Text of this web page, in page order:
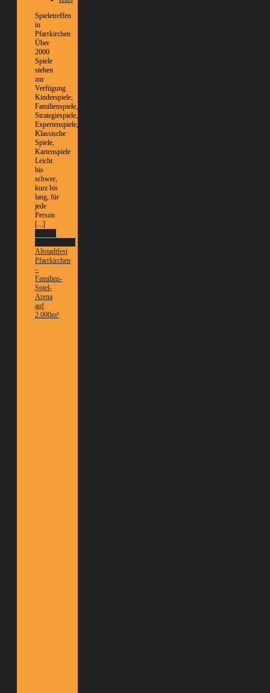
Spieletreffen
in
Pfarrkirchen
Über
2000
Spiele
stehen
zur
Verfügung
Kinderspiele,
Familienspiele,
Strategiespiele,
Expertenspiele,
Klassische
Spiele,
Kartenspiele
Leicht
bis
schwer,
kurz bis
lang, für
jede
Person
[...]
Altstadtfest
Pfarrkirchen
–
Familien-
Spiel-
Arena
auf
2.000m²